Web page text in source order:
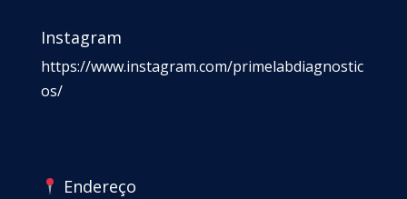
Instagram
https://www.instagram.com/primelabdiagnostic
os/
Endereço